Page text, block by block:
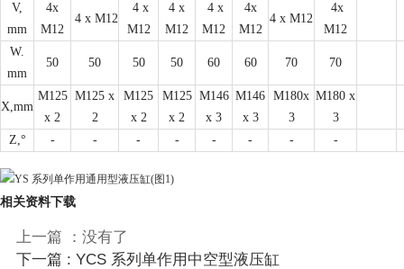
V,
mm
4x
M12
4 x M12
4 x
M12
4 x
M12
4 x
M12
4x
M12
4 x M12
4x
M12
W.
mm
50 50 50 50 60 60 70 70
X,mm
M125
x 2
M125 x
2
M125
x 2
M125
x 2
M146
x 3
M146
x 3
M180x
3
M180 x
3
Z,°
- - - - - - - -
相关资料下载
上一篇 ：没有了
下一篇 : YCS 系列单作用中空型液压缸